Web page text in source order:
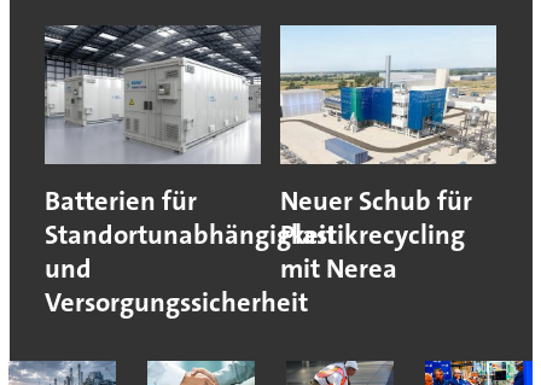
Batterien für
Standortunabhängigkeit
und
Versorgungssicherheit
Neuer Schub für
Plastikrecycling
mit Nerea